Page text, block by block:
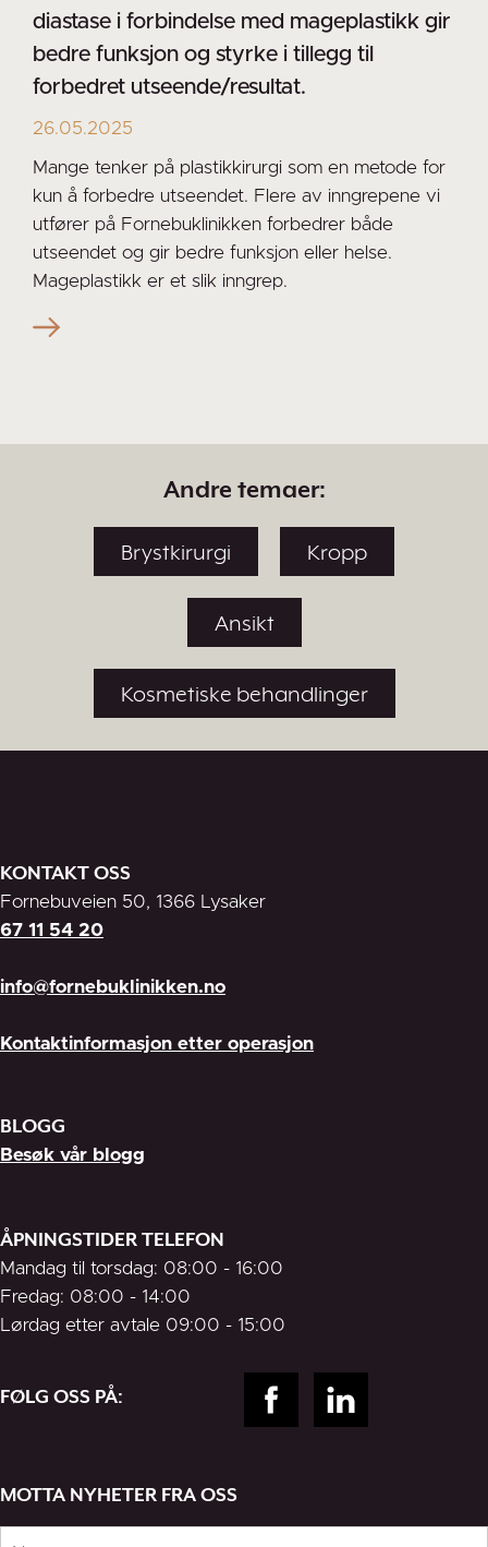
diastase i forbindelse med mageplastikk gir
bedre funksjon og styrke i tillegg til
forbedret utseende/resultat.
26.05.2025
Mange tenker på plastikkirurgi som en metode for
kun å forbedre utseendet. Flere av inngrepene vi
utfører på Fornebuklinikken forbedrer både
utseendet og gir bedre funksjon eller helse.
Mageplastikk er et slik inngrep.
Andre temaer:
Brystkirurgi Kropp
Ansikt
Kosmetiske behandlinger
KONTAKT OSS
Fornebuveien 50, 1366 Lysaker
67 11 54 20
info@fornebuklinikken.no
Kontaktinformasjon etter operasjon
BLOGG
Besøk vår blogg
ÅPNINGSTIDER TELEFON
Mandag til torsdag: 08:00 - 16:00
Fredag: 08:00 - 14:00
Lørdag etter avtale 09:00 - 15:00
FØLG OSS PÅ:
MOTTA NYHETER FRA OSS